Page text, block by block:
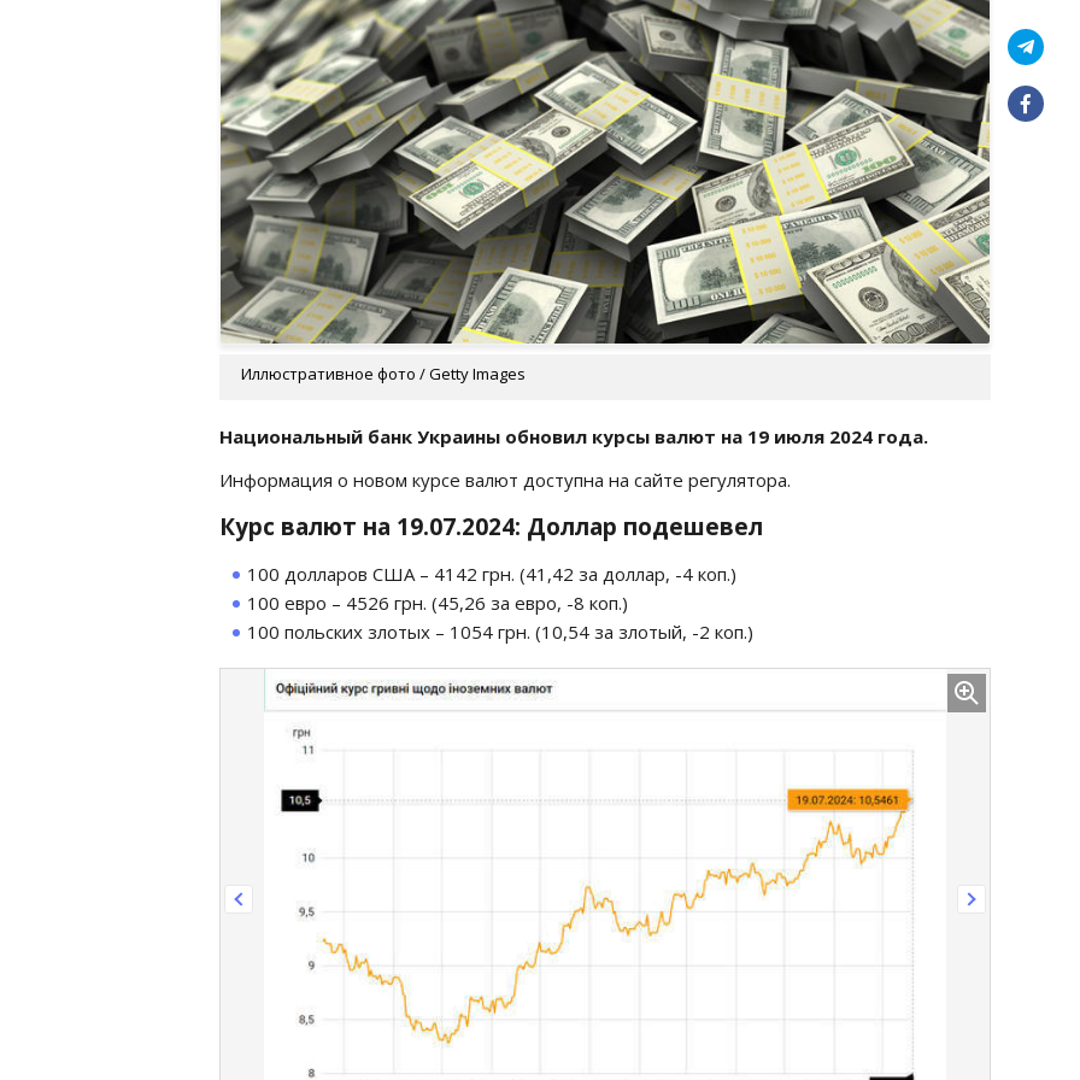
Иллюстративное фото / Getty Images
Национальный банк Украины обновил курсы валют на 19 июля 2024 года.
Информация о новом курсе валют доступна на сайте регулятора.
Курс валют на 19.07.2024: Доллар подешевел
100 долларов США – 4142 грн. (41,42 за доллар, -4 коп.)
100 евро – 4526 грн. (45,26 за евро, -8 коп.)
100 польских злотых – 1054 грн. (10,54 за злотый, -2 коп.)